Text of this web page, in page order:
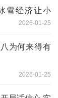
雪经济让小
2026-01-25
为何来得有
2026-01-25